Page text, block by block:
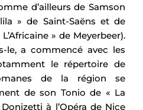
d’ailleurs de Samson
» de Saint-Saëns et de
» de Meyerbeer).
le, a commencé avec les
le répertoire de
de la région se
de son Tonio de « La
à l’Opéra de Nice